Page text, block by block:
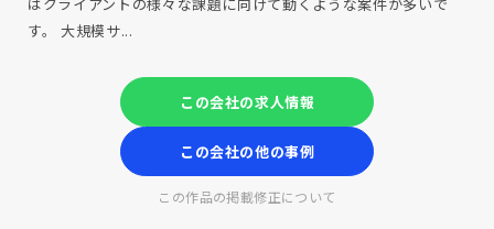
す。 大規模サ...
この会社の求人情報
この会社の他の事例
この作品の掲載修正について